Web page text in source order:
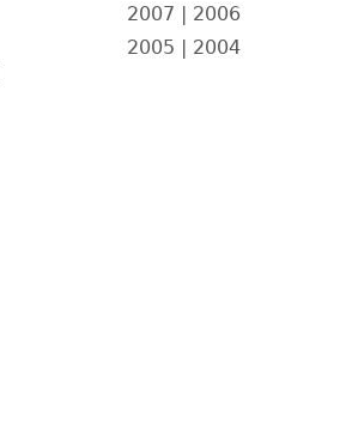
2007 | 2006
2005 | 2004